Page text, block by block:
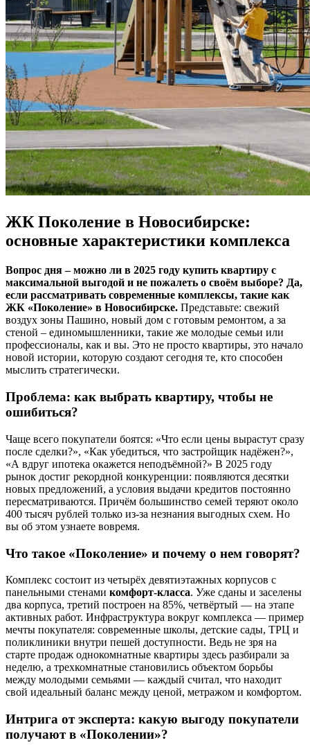
ЖК Поколение в Новосибирске:
основные характеристики комплекса
Вопрос дня – можно ли в 2025 году купить квартиру с
максимальной выгодой и не пожалеть о своём выборе? Да,
если рассматривать современные комплексы, такие как
ЖК «Поколение» в Новосибирске. Представьте: свежий
воздух зоны Пашино, новый дом с готовым ремонтом, а за
стеной – единомышленники, такие же молодые семьи или
профессионалы, как и вы. Это не просто квартиры, это начало
новой истории, которую создают сегодня те, кто способен
мыслить стратегически.
Проблема: как выбрать квартиру, чтобы не
ошибиться?
Чаще всего покупатели боятся: «Что если цены вырастут сразу
после сделки?», «Как убедиться, что застройщик надёжен?»,
«А вдруг ипотека окажется неподъёмной?» В 2025 году
рынок достиг рекордной конкуренции: появляются десятки
новых предложений, а условия выдачи кредитов постоянно
пересматриваются. Причём большинство семей теряют около
400 тысяч рублей только из-за незнания выгодных схем. Но
вы об этом узнаете вовремя.
Что такое «Поколение» и почему о нем говорят?
Комплекс состоит из четырёх девятиэтажных корпусов с
панельными стенами комфорт-класса. Уже сданы и заселены
два корпуса, третий построен на 85%, четвёртый — на этапе
активных работ. Инфраструктура вокруг комплекса — пример
мечты покупателя: современные школы, детские сады, ТРЦ и
поликлиники внутри пешей доступности. Ведь не зря на
старте продаж однокомнатные квартиры здесь разбирали за
неделю, а трехкомнатные становились объектом борьбы
между молодыми семьями — каждый считал, что находит
свой идеальный баланс между ценой, метражом и комфортом.
Интрига от эксперта: какую выгоду покупатели
получают в «Поколении»?